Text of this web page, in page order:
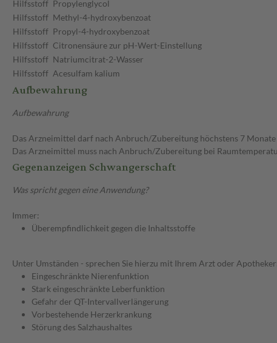
Hilfsstoff Propylenglycol
Hilfsstoff Methyl-4-hydroxybenzoat
Hilfsstoff Propyl-4-hydroxybenzoat
Hilfsstoff Citronensäure zur pH-Wert-Einstellung
Hilfsstoff Natriumcitrat-2-Wasser
Hilfsstoff Acesulfam kalium
Aufbewahrung
Aufbewahrung
Das Arzneimittel darf nach Anbruch/Zubereitung höchstens 7
Das Arzneimittel muss nach Anbruch/Zubereitung bei
Gegenanzeigen Schwangerschaft
Was spricht gegen eine Anwendung?
Immer:
Überempfindlichkeit gegen die Inhaltsstoffe
Unter Umständen - sprechen Sie hierzu mit Ihrem Arzt oder
Eingeschränkte Nierenfunktion
Stark eingeschränkte Leberfunktion
Gefahr der QT-Intervallverlängerung
Vorbestehende Herzerkrankung
Störung des Salzhaushaltes